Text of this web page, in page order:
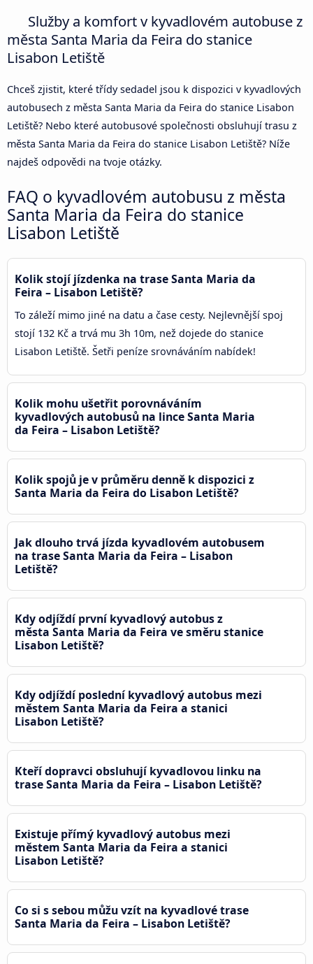
Služby a komfort v kyvadlovém autobuse z
města Santa Maria da Feira do stanice
Lisabon Letiště
Chceš zjistit, které třídy sedadel jsou k dispozici v kyvadlových
autobusech z města Santa Maria da Feira do stanice Lisabon
Letiště? Nebo které autobusové společnosti obsluhují trasu z
města Santa Maria da Feira do stanice Lisabon Letiště? Níže
najdeš odpovědi na tvoje otázky.
FAQ o kyvadlovém autobusu z města
Santa Maria da Feira do stanice
Lisabon Letiště
Kolik stojí jízdenka na trase Santa Maria da
Feira – Lisabon Letiště?
To záleží mimo jiné na datu a čase cesty. Nejlevnější spoj
stojí 132 Kč a trvá mu 3h 10m, než dojede do stanice
Lisabon Letiště. Šetři peníze srovnáváním nabídek!
Kolik mohu ušetřit porovnáváním
kyvadlových autobusů na lince Santa Maria
da Feira – Lisabon Letiště?
Kolik spojů je v průměru denně k dispozici z
Santa Maria da Feira do Lisabon Letiště?
Jak dlouho trvá jízda kyvadlovém autobusem
na trase Santa Maria da Feira – Lisabon
Letiště?
Kdy odjíždí první kyvadlový autobus z
města Santa Maria da Feira ve směru stanice
Lisabon Letiště?
Kdy odjíždí poslední kyvadlový autobus mezi
městem Santa Maria da Feira a stanici
Lisabon Letiště?
Kteří dopravci obsluhují kyvadlovou linku na
trase Santa Maria da Feira – Lisabon Letiště?
Existuje přímý kyvadlový autobus mezi
městem Santa Maria da Feira a stanici
Lisabon Letiště?
Co si s sebou můžu vzít na kyvadlové trase
Santa Maria da Feira – Lisabon Letiště?